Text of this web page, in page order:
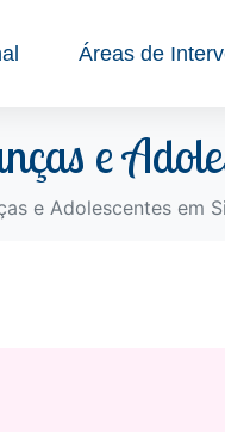
Áreas de
e
e Adolescentes em